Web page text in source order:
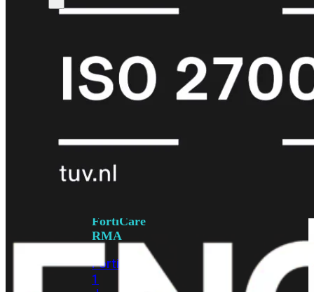
Alle
FortiCare
Support
PremiumFortiCare
Elite
Upgrades
FortiCare
RMA
FortiCare
1